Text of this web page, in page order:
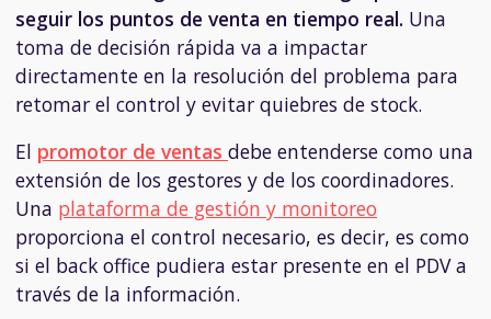
seguir los puntos de venta en tiempo real. Una
toma de decisión rápida va a impactar
directamente en la resolución del problema para
retomar el control y evitar quiebres de stock.
El promotor de ventas debe entenderse como una
extensión de los gestores y de los coordinadores.
Una plataforma de gestión y monitoreo
proporciona el control necesario, es decir, es como
si el back office pudiera estar presente en el PDV a
través de la información.